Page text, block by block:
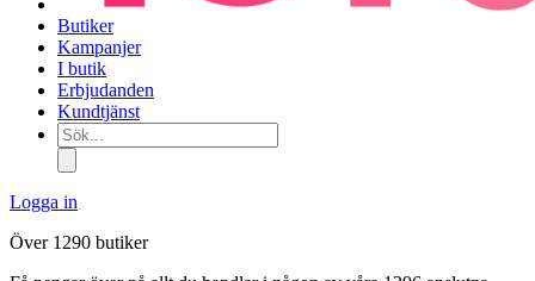
Butiker
Kampanjer
I butik
Erbjudanden
Kundtjänst
Sök...
Logga in
Över 1290 butiker